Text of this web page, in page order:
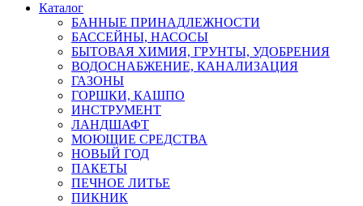
Каталог
БАННЫЕ ПРИНАДЛЕЖНОСТИ
БАССЕЙНЫ, НАСОСЫ
БЫТОВАЯ ХИМИЯ, ГРУНТЫ, УДОБРЕНИЯ
ВОДОСНАБЖЕНИЕ, КАНАЛИЗАЦИЯ
ГАЗОНЫ
ГОРШКИ, КАШПО
ИНСТРУМЕНТ
ЛАНДШАФТ
МОЮЩИЕ СРЕДСТВА
НОВЫЙ ГОД
ПАКЕТЫ
ПЕЧНОЕ ЛИТЬЕ
ПИКНИК